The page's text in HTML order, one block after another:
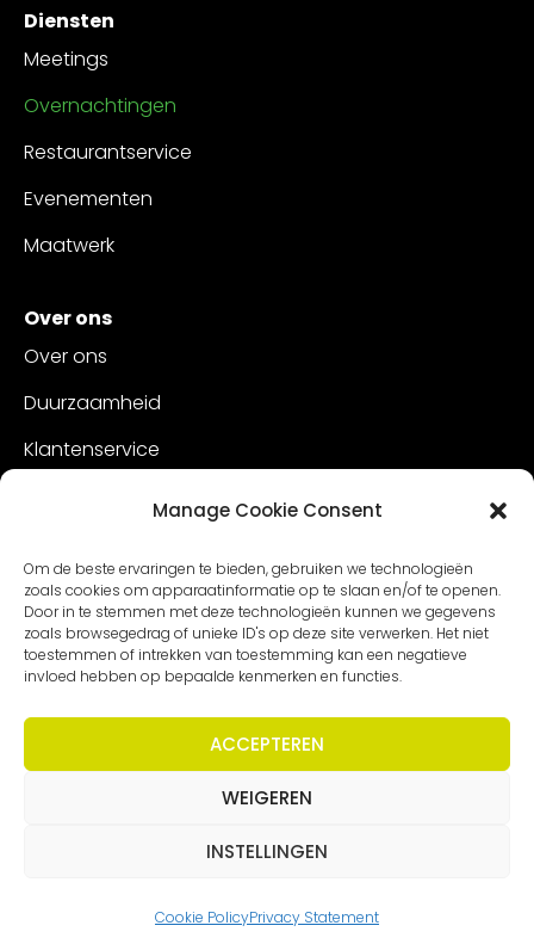
Manage Cookie Consent
Om de beste ervaringen te bieden, gebruiken we technologieën
zoals cookies om apparaatinformatie op te slaan en/of te openen.
Door in te stemmen met deze technologieën kunnen we gegevens
zoals browsegedrag of unieke ID's op deze site verwerken. Het niet
toestemmen of intrekken van toestemming kan een negatieve
invloed hebben op bepaalde kenmerken en functies.
ACCEPTEREN
WEIGEREN
INSTELLINGEN
Cookie PolicyPrivacy Statement
Diensten
Meetings
Overnachtingen
Restaurantservice
Evenementen
Maatwerk
Over ons
Over ons
Duurzaamheid
Klantenservice
Voorwaarden| Privacy statement